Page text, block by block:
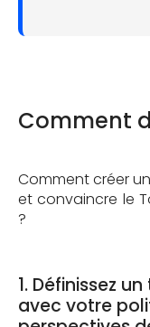
Comment
Comment créer
et convaincre le
?
1. Définissez
avec votre